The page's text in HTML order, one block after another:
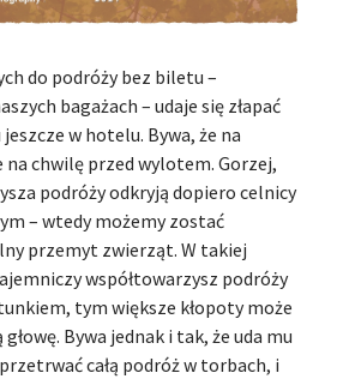
do podróży bez biletu –
bagażach – udaje się złapać
w hotelu. Bywa, że na
na chwilę przed wylotem. Gorzej,
podróży odkryją dopiero celnicy
– wtedy możemy zostać
przemyt zwierząt. W takiej
współtowarzysz podróży
tym większe kłopoty może
Bywa jednak i tak, że uda mu
całą podróż w torbach, i